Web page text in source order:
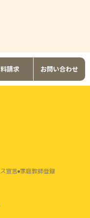
請求 お問い合わせ
宣言 家庭教師登録